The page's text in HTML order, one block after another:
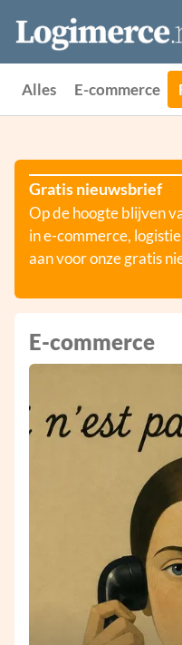
Vacatures
Events
Alles E-commerce
Gratis nieuwsbrief
Op de hoogte blijven
in e-commerce,
aan voor onze gratis
E-commerce